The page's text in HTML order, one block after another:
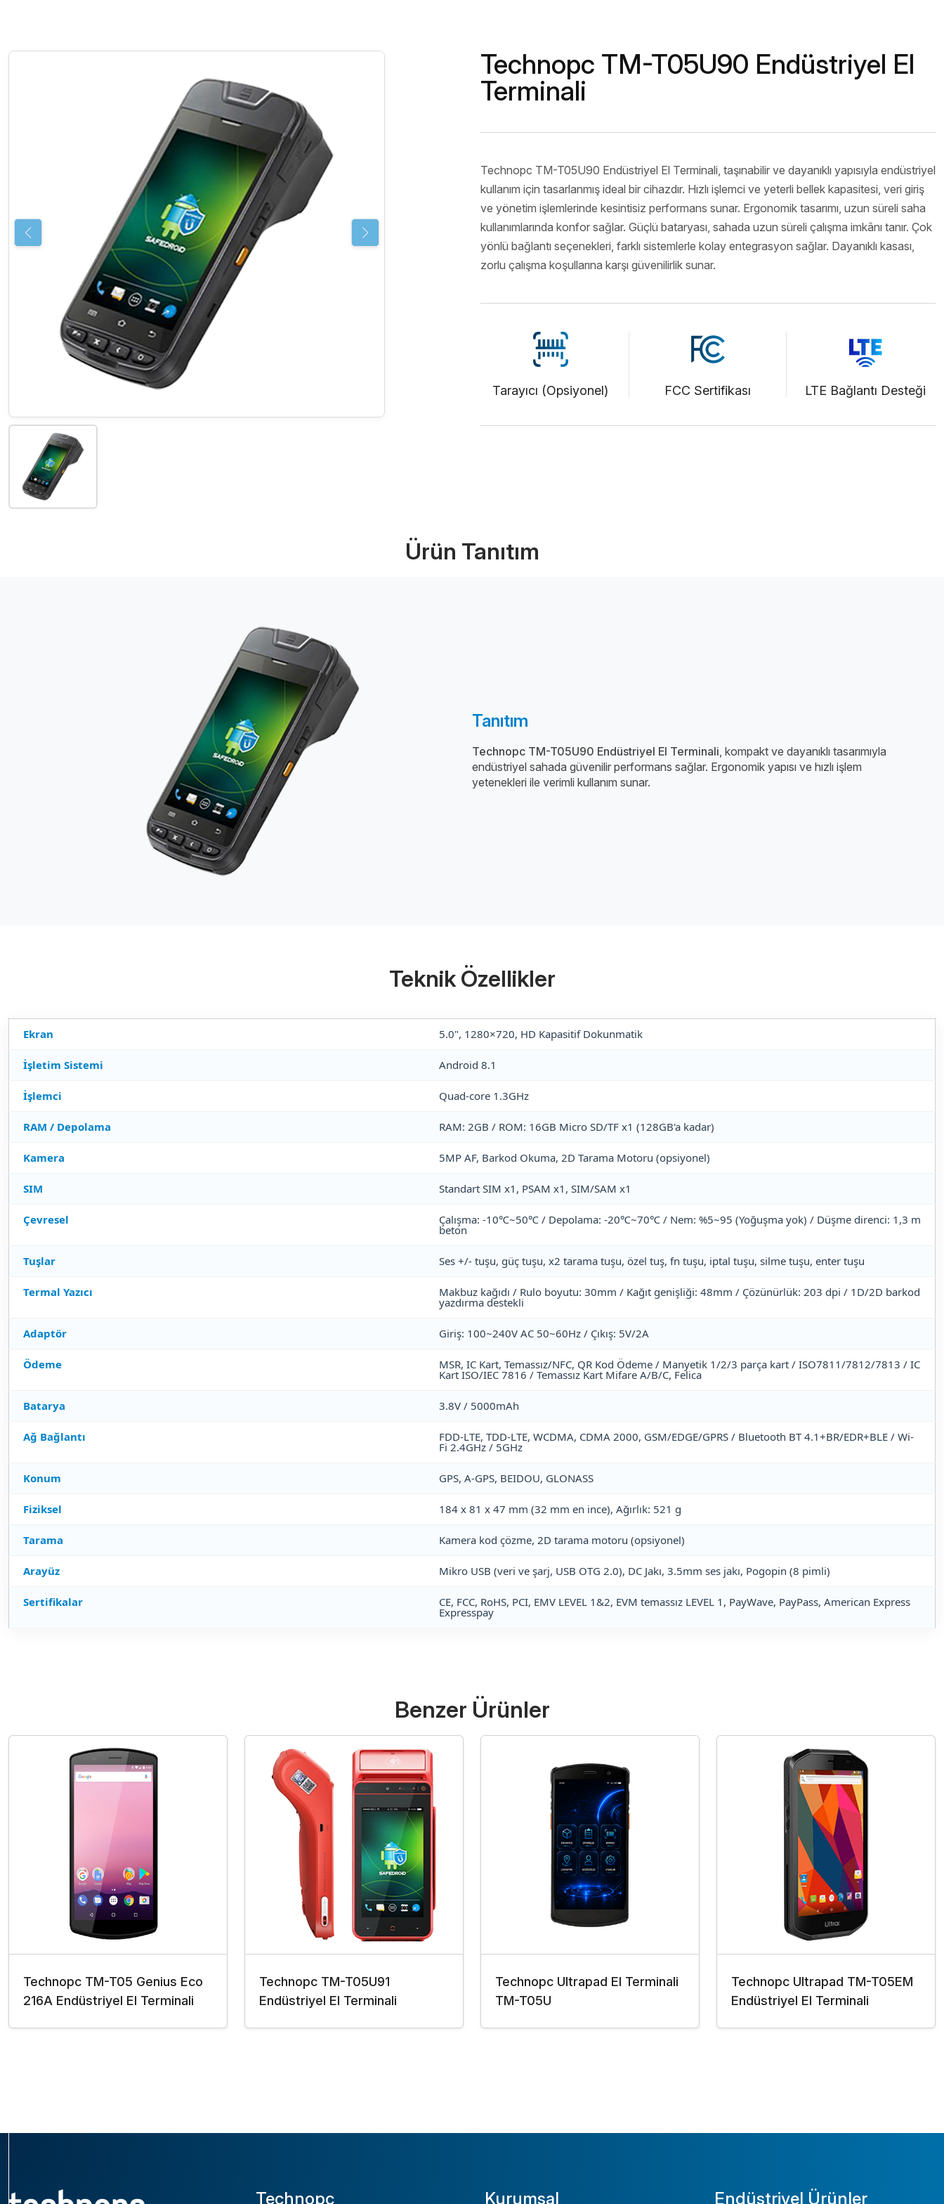
Thin Client&Zero
Rugged El
Terminali
Technopc TM-T05U90 Endüstriyel El
Terminali
Technopc TM-T05U90 Endüstriyel El Terminali, taşınabilir ve dayanıklı yapısıyla endüstriyel
kullanım için tasarlanmış ideal bir cihazdır. Hızlı işlemci ve yeterli bellek kapasitesi, veri giriş
ve yönetim işlemlerinde kesintisiz performans sunar. Ergonomik tasarımı, uzun süreli saha
kullanımlarında konfor sağlar. Güçlü bataryası, sahada uzun süreli çalışma imkânı tanır. Çok
yönlü bağlantı seçenekleri, farklı sistemlerle kolay entegrasyon sağlar. Dayanıklı kasası,
zorlu çalışma koşullarına karşı güvenilirlik sunar.
Tarayıcı (Opsiyonel) FCC Sertifikası LTE Bağlantı Desteği
Ürün Tanıtım
Tanıtım
Technopc TM-T05U90 Endüstriyel El Terminali, kompakt ve dayanıklı tasarımıyla
endüstriyel sahada güvenilir performans sağlar. Ergonomik yapısı ve hızlı işlem
yetenekleri ile verimli kullanım sunar.
Teknik Özellikler
Ekran 5.0", 1280×720, HD Kapasitif Dokunmatik
İşletim Sistemi Android 8.1
İşlemci Quad-core 1.3GHz
RAM / Depolama RAM: 2GB / ROM: 16GB Micro SD/TF x1 (128GB'a kadar)
Kamera 5MP AF, Barkod Okuma, 2D Tarama Motoru (opsiyonel)
SIM Standart SIM x1, PSAM x1, SIM/SAM x1
Çevresel Çalışma: -10℃~50℃ / Depolama: -20℃~70℃ / Nem: %5~95 (Yoğuşma yok) / Düşme direnci: 1,3 m
beton
Tuşlar Ses +/- tuşu, güç tuşu, x2 tarama tuşu, özel tuş, fn tuşu, iptal tuşu, silme tuşu, enter tuşu
Termal Yazıcı Makbuz kağıdı / Rulo boyutu: 30mm / Kağıt genişliği: 48mm / Çözünürlük: 203 dpi / 1D/2D barkod
yazdırma destekli
Adaptör Giriş: 100~240V AC 50~60Hz / Çıkış: 5V/2A
Ödeme MSR, IC Kart, Temassız/NFC, QR Kod Ödeme / Manyetik 1/2/3 parça kart / ISO7811/7812/7813 / IC
Kart ISO/IEC 7816 / Temassız Kart Mifare A/B/C, Felica
Batarya 3.8V / 5000mAh
Ağ Bağlantı FDD-LTE, TDD-LTE, WCDMA, CDMA 2000, GSM/EDGE/GPRS / Bluetooth BT 4.1+BR/EDR+BLE / Wi-
Fi 2.4GHz / 5GHz
Konum GPS, A-GPS, BEIDOU, GLONASS
Fiziksel 184 x 81 x 47 mm (32 mm en ince), Ağırlık: 521 g
Tarama Kamera kod çözme, 2D tarama motoru (opsiyonel)
Arayüz Mikro USB (veri ve şarj, USB OTG 2.0), DC Jakı, 3.5mm ses jakı, Pogopin (8 pimli)
Sertifikalar CE, FCC, RoHS, PCI, EMV LEVEL 1&2, EVM temassız LEVEL 1, PayWave, PayPass, American Express
Expresspay
Benzer Ürünler
Technopc TM-T05 Genius Eco
216A Endüstriyel El Terminali
Technopc TM-T05U91
Endüstriyel El Terminali
Technopc Ultrapad El Terminali
TM-T05U
Technopc Ultrapad TM-T05EM
Endüstriyel El Terminali
Technopc Kurumsal Endüstriyel Ürünler